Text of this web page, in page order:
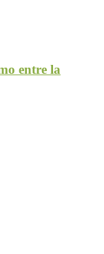
entre la